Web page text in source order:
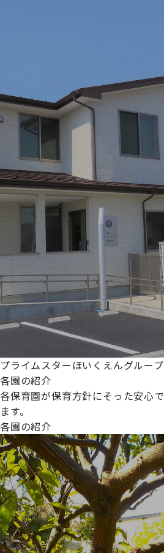
プライムスターほいくえんグルー
各園の紹介
各保育園が保育方針にそった安心
ます。
各園の紹介